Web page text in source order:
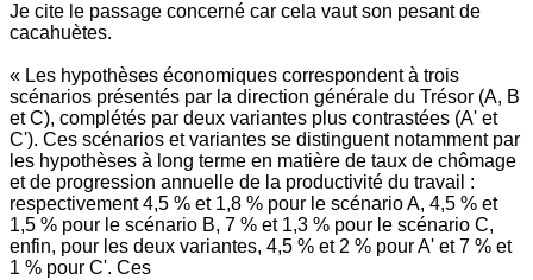
Je cite le passage concerné car cela vaut son pesant de
cacahuètes.
« Les hypothèses économiques correspondent à trois
scénarios présentés par la direction générale du Trésor (A, B
et C), complétés par deux variantes plus contrastées (A' et
C'). Ces scénarios et variantes se distinguent notamment par
les hypothèses à long terme en matière de taux de chômage
et de progression annuelle de la productivité du travail :
respectivement 4,5 % et 1,8 % pour le scénario A, 4,5 % et
1,5 % pour le scénario B, 7 % et 1,3 % pour le scénario C,
enfin, pour les deux variantes, 4,5 % et 2 % pour A' et 7 % et
1 % pour C'. Ces